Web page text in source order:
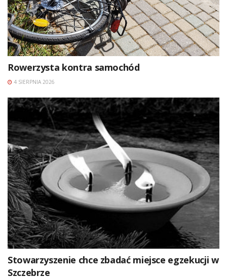
Rowerzysta kontra samochód
4 SIERPNIA 2026
Stowarzyszenie chce zbadać miejsce egzekucji w
Szczebrze